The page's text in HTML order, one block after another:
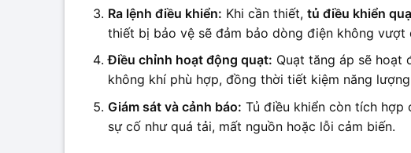
Ra lệnh điều khiển: Khi cần thiết, tủ điều khiển
thiết bị bảo vệ sẽ đảm bảo dòng điện không vượt
Điều chỉnh hoạt động quạt: Quạt tăng áp sẽ hoạt
không khí phù hợp, đồng thời tiết kiệm năng
Giám sát và cảnh báo: Tủ điều khiển còn tích hợp
sự cố như quá tải, mất nguồn hoặc lỗi cảm biến.